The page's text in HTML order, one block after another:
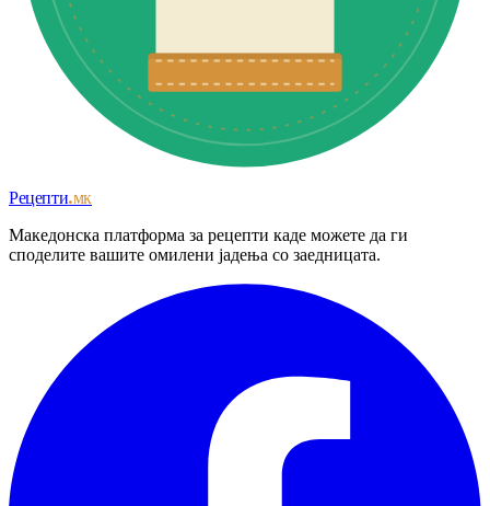
Рецепти.мк
Македонска платформа за рецепти каде можете да ги
споделите вашите омилени јадења со заедницата.